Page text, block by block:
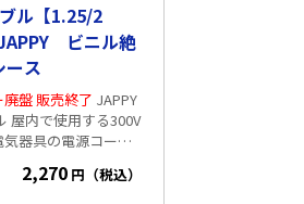
ル【1.25/2
ビニル絶
ース
盤 販売終了 JAPPY
器具の電源コード
度(最高):60℃ 使用温
2,270 円（税込）